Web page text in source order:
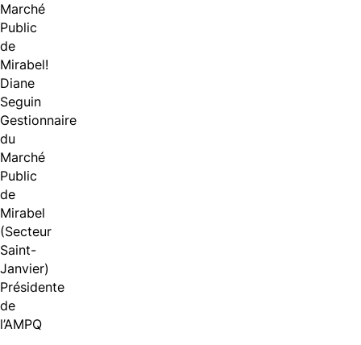
Marché
Public
de
Mirabel!
Diane
Seguin
Gestionnaire
du
Marché
Public
de
Mirabel
(Secteur
Saint-
Janvier)
Présidente
de
l’AMPQ